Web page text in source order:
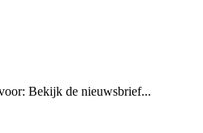
Bekijk de nieuwsbrief...